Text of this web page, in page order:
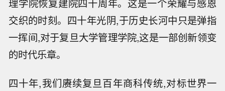
理学院恢复建院四十周年。这是一个荣耀与感恩
交织的时刻。四十年光阴,于历史长河中只是弹指
一挥间,对于复旦大学管理学院,这是一部创新领变
的时代乐章。
四十年,我们赓续复旦百年商科传统,对标世界一